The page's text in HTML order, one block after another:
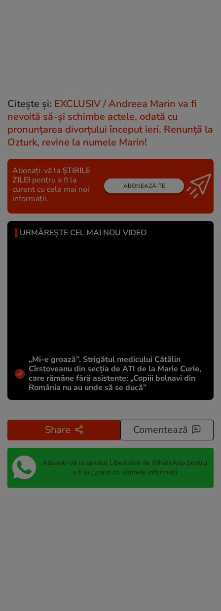
Citește și: EXCLUSIV / Andreea Marin va fi
nevoită să-și schimbe actele, odată cu
pronunțarea divorțului început ieri. Renunță la
Ozturk, revine la numele Marin!
Abonați-vă la ȘTIRILE
ZILEI pentru a fi la
curent cu cele mai noi
informații.
ABONEAZĂ-TE
URMĂREȘTE CEL MAI NOU VIDEO
„Mi-e groază”. Strigătul medicului Cătălin
Cîrstoveanu din secția de ATI de la Marie Curie,
care rămâne fără asistente: „Copiii bolnavi din
România nu au unde să se ducă”
Share Comentează
Abonați-vă la canalul Libertatea de WhatsApp pentru
a fi la curent cu ultimele informații